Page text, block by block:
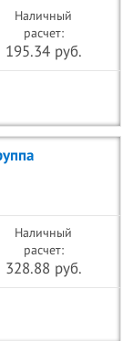
Наличный
расчет:
195.34 руб.
Наличный
расчет:
328.88 руб.